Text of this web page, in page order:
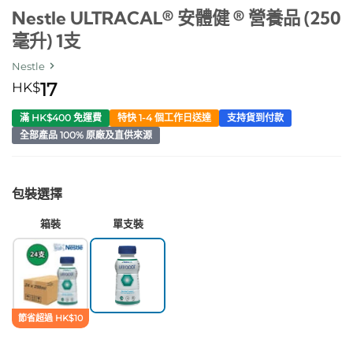
Nestle ULTRACAL® 安體健 ® 營養品 (250
毫升) 1支
Nestle
HK$17
滿 HK$400 免運費 特快 1-4 個工作日送達
支持貨到付款
全部產品 100% 原廠及直供來源
包裝選擇
箱裝
節省超過 HK$10
單支裝